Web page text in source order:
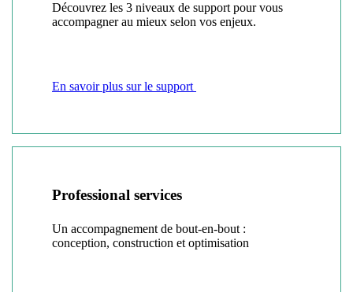
Découvrez les 3 niveaux de support pour vous
accompagner au mieux selon vos enjeux.
En savoir plus sur le support
Professional services
Un accompagnement de bout-en-bout :
conception, construction et optimisation